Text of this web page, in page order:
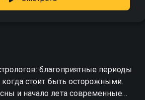
благоприятные периоды
стоит быть осторожными.
и начало лета современные